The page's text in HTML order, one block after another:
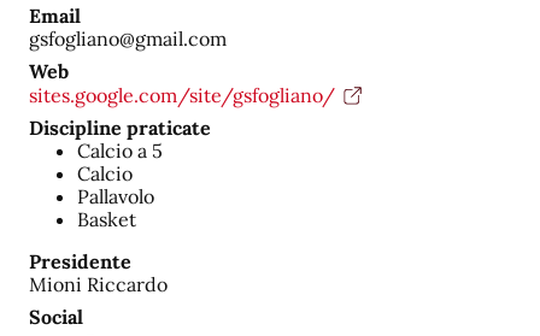
Email
gsfogliano@gmail.com
Web
sites.google.com/site/gsfogliano/
Discipline praticate
Calcio a 5
Calcio
Pallavolo
Basket
Presidente
Mioni Riccardo
Social